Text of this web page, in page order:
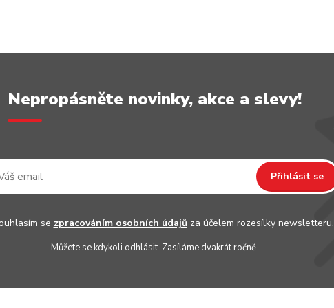
Nepropásněte novinky, akce a slevy!
Přihlásit se
se zpracováním osobních údajůza účelem rozesílky newsletteru.
Můžete se kdykoli odhlásit. Zasíláme dvakrát ročně.